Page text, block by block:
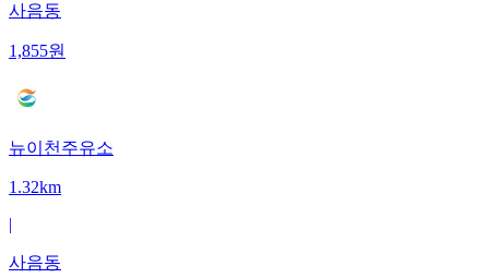
사음동
1,855원
뉴이천주유소
1.32km
|
사음동